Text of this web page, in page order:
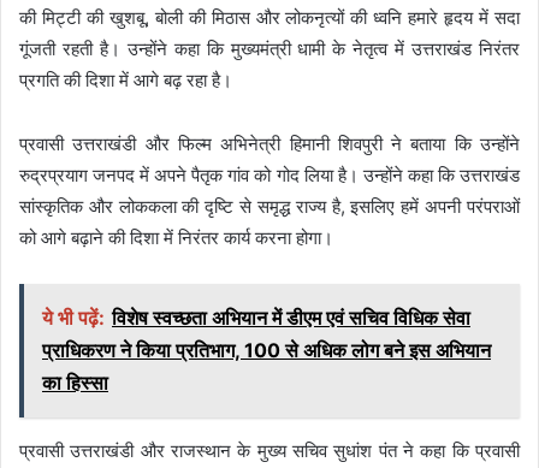
की मिट्टी की खुशबू, बोली की मिठास और लोकनृत्यों की ध्वनि हमारे हृदय में सदा
गूंजती रहती है। उन्होंने कहा कि मुख्यमंत्री धामी के नेतृत्व में उत्तराखंड निरंतर
प्रगति की दिशा में आगे बढ़ रहा है।
प्रवासी उत्तराखंडी और फिल्म अभिनेत्री हिमानी शिवपुरी ने बताया कि उन्होंने
रुद्रप्रयाग जनपद में अपने पैतृक गांव को गोद लिया है। उन्होंने कहा कि उत्तराखंड
सांस्कृतिक और लोककला की दृष्टि से समृद्ध राज्य है, इसलिए हमें अपनी परंपराओं
को आगे बढ़ाने की दिशा में निरंतर कार्य करना होगा।
ये भी पढ़ें: विशेष स्वच्छता अभियान में डीएम एवं सचिव विधिक सेवा
प्राधिकरण ने किया प्रतिभाग, 100 से अधिक लोग बने इस अभियान
का हिस्सा
प्रवासी उत्तराखंडी और राजस्थान के मुख्य सचिव सुधांश पंत ने कहा कि प्रवासी